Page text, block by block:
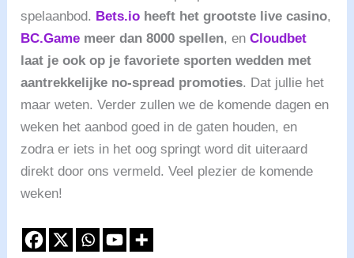
spelaanbod. Bets.io heeft het grootste live casino,
BC.Game meer dan 8000 spellen, enCloudbet
laat je ook op je favoriete sporten wedden met
aantrekkelijke no-spread promoties. Dat jullie het
maar weten. Verder zullen we de komende dagen en
weken het aanbod goed in de gaten houden, en
zodra er iets in het oog springt word dit uiteraard
direkt door ons vermeld. Veel plezier de komende
weken!